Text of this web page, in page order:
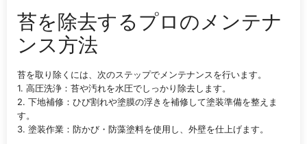
苔を除去するプロのメンテナ
ンス方法
苔を取り除くには、次のステップでメンテナンスを行います。
1. 高圧洗浄：苔や汚れを水圧でしっかり除去します。
2. 下地補修：ひび割れや塗膜の浮きを補修して塗装準備を整えま
す。
3. 塗装作業：防かび・防藻塗料を使用し、外壁を仕上げます。